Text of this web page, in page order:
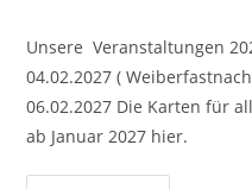
Unsere Veranstaltungen
04.02.2027 (
06.02.2027 Die Karten für
ab Januar 2027 hier.